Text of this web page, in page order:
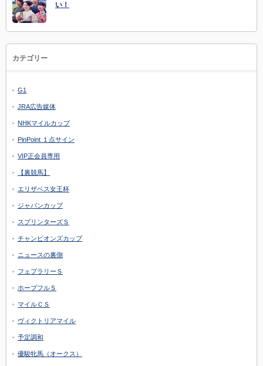
い！
カテゴリー
G1
JRA広告媒体
NHKマイルカップ
PinPoint １点サイン
VIP正会員専用
【裏競馬】
エリザベス女王杯
ジャパンカップ
スプリンターズＳ
チャンピオンズカップ
ニュースの裏側
フェブラリーＳ
ホープフルＳ
マイルＣＳ
ヴィクトリアマイル
予定調和
優駿牝馬（オークス）